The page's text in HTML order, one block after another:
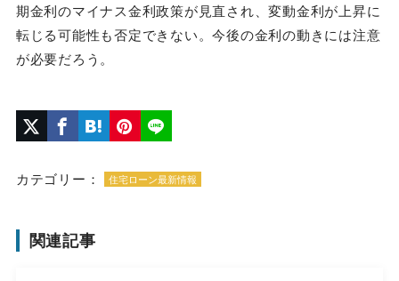
期金利のマイナス金利政策が見直され、変動金利が上昇に
転じる可能性も否定できない。今後の金利の動きには注意
が必要だろう。
カテゴリー： 住宅ローン最新情報
関連記事